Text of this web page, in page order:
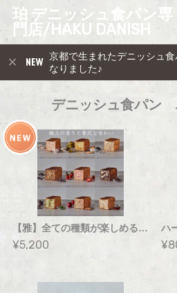
珀 デニッシュ食パン専
門店/HAKU DANISH
京都で生まれたデニッシュ
なりました♪
デニッシュ食パン
【雅】全ての種類が楽しめる贅沢デニッシュBOX
¥5,200